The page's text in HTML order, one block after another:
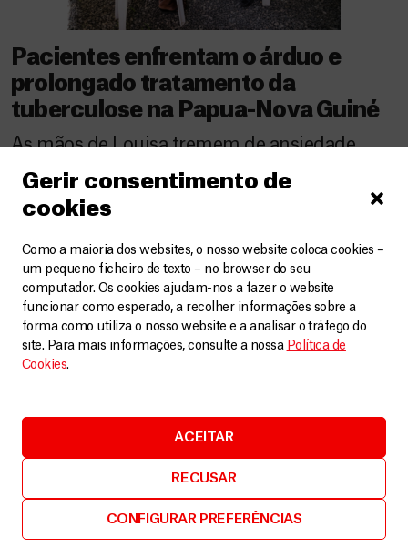
Gerir consentimento de
cookies
Como a maioria dos websites, o nosso website coloca cookies –
um pequeno ficheiro de texto – no browser do seu
computador. Os cookies ajudam-nos a fazer o website
funcionar como esperado, a recolher informações sobre a
forma como utiliza o nosso website e a analisar o tráfego do
site. Para mais informações, consulte a nossa Política de
Cookies.
ACEITAR
RECUSAR
CONFIGURAR PREFERÊNCIAS
Pacientes enfrentam o árduo e
prolongado tratamento da
tuberculose na Papua-Nova Guiné
As mãos de Louisa tremem de ansiedade,
como acontece em todas as manhãs. Ela está
claramente nervosa enquanto enche uma
comprimidos diferentes. Louisa, com quase
20 anos, vive com sua família perto da praia,
em um dos muitos pequenos assentamentos
que compõem Port Moresby, a capital da […]